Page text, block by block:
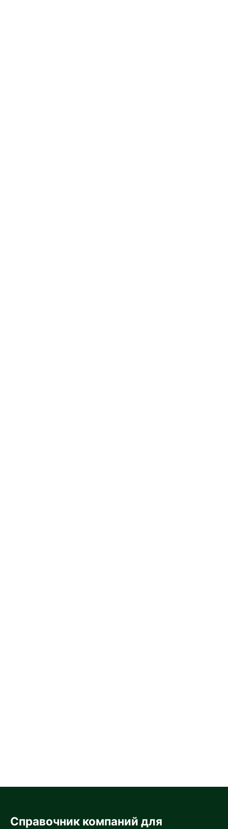
Справочник компаний для